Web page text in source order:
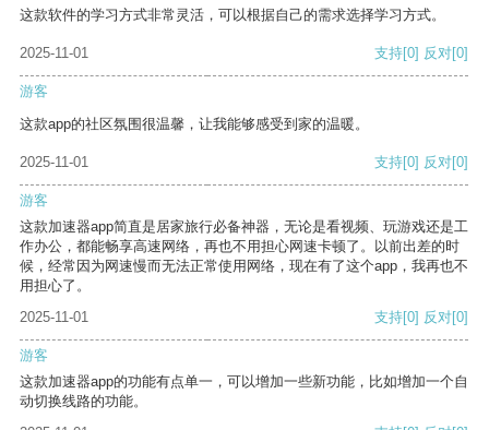
这款软件的学习方式非常灵活，可以根据自己的需求选择学习方式。
2025-11-01 支持[0] 反对[0]
游客
这款app的社区氛围很温馨，让我能够感受到家的温暖。
2025-11-01 支持[0] 反对[0]
游客
这款加速器app简直是居家旅行必备神器，无论是看视频、玩游戏还是工
作办公，都能畅享高速网络，再也不用担心网速卡顿了。以前出差的时
候，经常因为网速慢而无法正常使用网络，现在有了这个app，我再也不
用担心了。
2025-11-01
支持[0] 反对[0]
游客
这款加速器app的功能有点单一，可以增加一些新功能，比如增加一个自
动切换线路的功能。